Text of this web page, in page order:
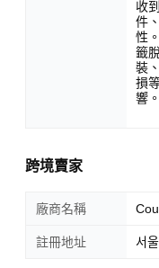
收
件
性
籤
裝
損
響。
跨境賣家
廠商名稱
註冊地址 서